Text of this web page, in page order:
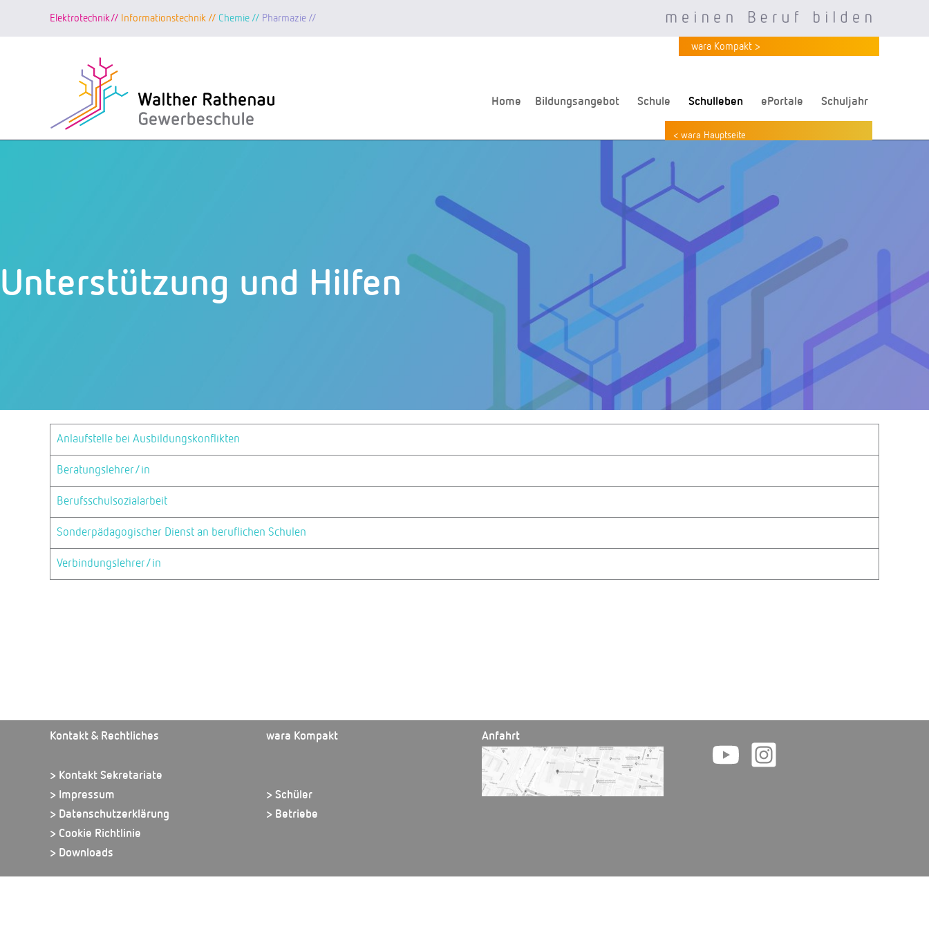
Elektrotechnik// Informationstechnik // Chemie // Pharmazie //
Home Bildungsangebot Schule Schulleben ePortale Schuljahr
wara Kompakt >
< wara Hauptseite
Unterstützung und Hilfen
Anlaufstelle bei Ausbildungskonflikten
Beratungslehrer/in
Berufsschulsozialarbeit
Sonderpädagogischer Dienst an beruflichen Schulen
Verbindungslehrer/in
Kontakt & Rechtliches
> Kontakt Sekretariate
> Impressum
> Datenschutzerklärung
> Cookie Richtlinie
> Downloads
wara Kompakt
> Schüler
> Betriebe
Anfahrt